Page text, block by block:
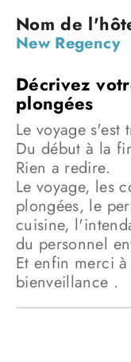
Le départ de la
Un maximum de 3
Visibilité de 25 à 40m.
A présenter sur place
– Certificat médical
à la pratique de la
décharge PADI
– Justificatif du
obligatoires.
– Photocopie du
utilisé pour entrer
Ordinateur de
obligatoire et
obligatoires.
New Regency
Le voyage s'est
Du début à la
Rien a redire.
Le voyage, les
plongées, le
cuisine,
du personnel
Et enfin merci
bienveillance .